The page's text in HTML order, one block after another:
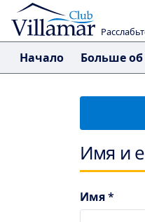
Начало Больше
Имя и
Имя *